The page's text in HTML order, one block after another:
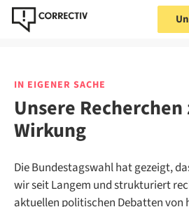
IN EIGENER SACHE
Unsere Recherchen
Wirkung
Die Bundestagswahl hat gezeigt,
wir seit Langem und strukturiert
aktuellen politischen Debatten von